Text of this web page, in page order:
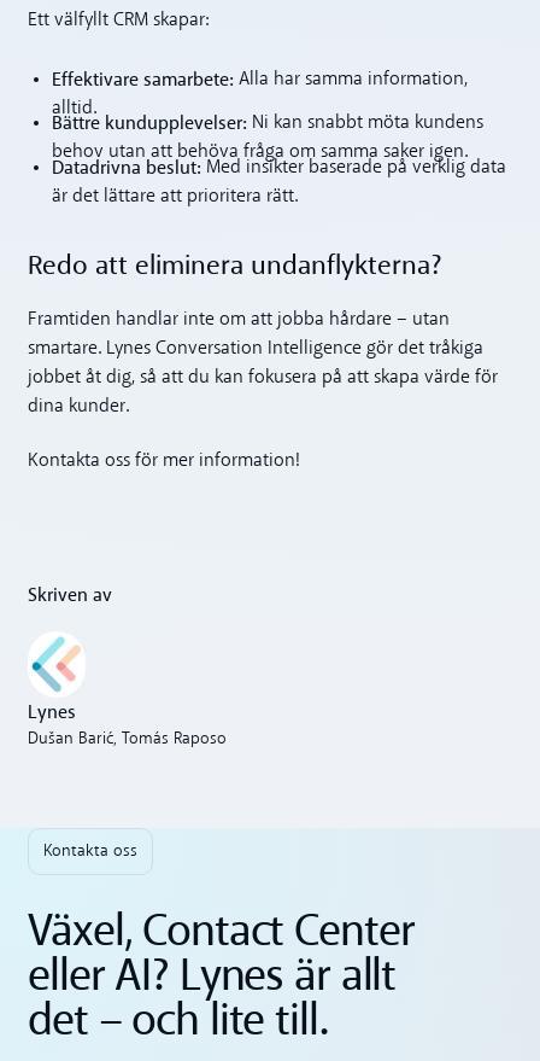
Ett välfyllt CRM skapar:
Effektivare samarbete: Alla har samma information,
alltid.
Bättre kundupplevelser: Ni kan snabbt möta kundens
behov utan att behöva fråga om samma saker igen.
Datadrivna beslut: Med insikter baserade på verklig data
är det lättare att prioritera rätt.
Redo att eliminera undanflykterna?
Framtiden handlar inte om att jobba hårdare – utan
smartare. Lynes Conversation Intelligence gör det tråkiga
jobbet åt dig, så att du kan fokusera på att skapa värde för
dina kunder.
Kontakta oss för mer information!
Skriven av
Lynes
Dušan Barić, Tomás Raposo
Kontakta oss
Växel, Contact Center
eller AI? Lynes är allt
det – och lite till.